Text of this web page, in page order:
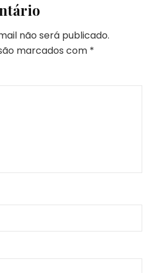
não será publicado.
marcados com *